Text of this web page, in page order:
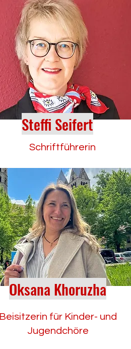
Steffi Seifert
Schriftführerin
Oksana Khoruzha
Beisitzerin für Kinder- und
Jugendchöre